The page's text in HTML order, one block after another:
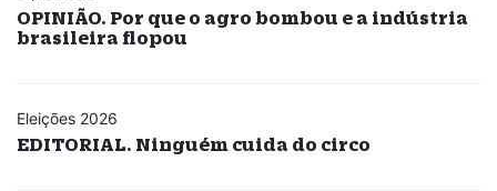
OPINIÃO. Por que o agro bombou e a indústria
brasileira flopou
Eleições 2026
EDITORIAL. Ninguém cuida do circo